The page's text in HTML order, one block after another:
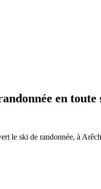
en toute
le ski de randonnée, à